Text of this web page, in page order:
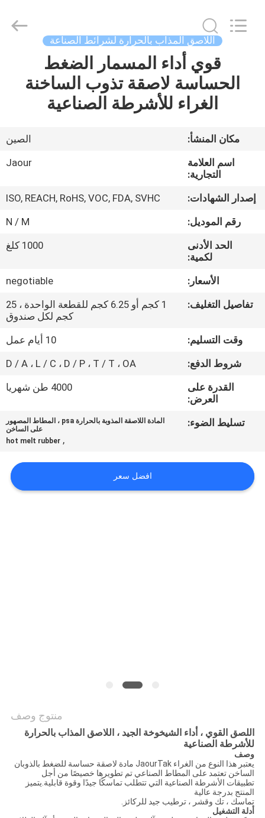
منتجات
معلومات
جولة
المصنع
مراقبة
الجودة
اتصل
أخبار
القضايا
عرض
أسعار
Adhesive
Products
اللاصق المذاب بالحرارة لشرائط الصناعة
قوي أداء المسمار الضغط
الحساسة لاصقة تذوب الساخنة
الغراء للأشرطة الصناعية
مكان المنشأ:
الصين
اسم العلامة
التجارية:
Jaour
إصدار الشهادات:
ISO, REACH, RoHS, VOC, FDA, SVHC
رقم الموديل:
N / M
الحد الأدنى
لكمية:
1000 كلغ
الأسعار:
negotiable
تفاصيل التغليف:
1 كجم أو 6.25 كجم للقطعة الواحدة ، 25
كجم لكل صندوق
وقت التسليم:
10 أيام عمل
شروط الدفع:
D / A ، L / C ، D / P ، T / T ، OA
القدرة على
العرض:
4000 طن شهريا
تسليط الضوء:
المادة اللاصقة المذوبة بالحرارة psa ، المطاط المصهور
على الساخن
,
hot melt rubber
افضل سعر
منتوج وصف
اللصق القوي ، أداء الشيخوخة الجيد ، اللاصق المذاب بالحرارة
للأشرطة الصناعية
وصف
يعتبر هذا النوع من الغراء JaourTak مادة لاصقة حساسة للضغط بالذوبان
الساخن تعتمد على المطاط الصناعي تم تطويرها خصيصًا من أجل
تطبيقات الأشرطة الصناعية التي تتطلب تماسكًا جيدًا وقوة قابلية.يتميز
المنتج بدرجة عالية
تماسك ، تك وقشر ، ترطيب جيد للركائز.
أدلة التشغيل